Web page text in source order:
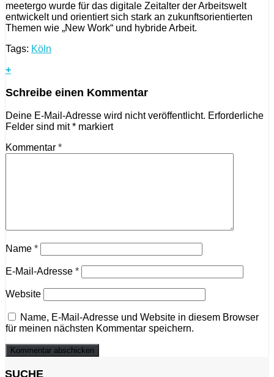
meetergo wurde für das digitale Zeitalter der Arbeitswelt
entwickelt und orientiert sich stark an zukunftsorientierten
Themen wie „New Work“ und hybride Arbeit.
Tags: Köln
+
Schreibe einen Kommentar
Deine E-Mail-Adresse wird nicht veröffentlicht. Erforderliche
Felder sind mit* markiert
Kommentar *
Name *
E-Mail-Adresse *
Website
Name, E-Mail-Adresse und Website in diesem Browser
für meinen nächsten Kommentar speichern.
SUCHE